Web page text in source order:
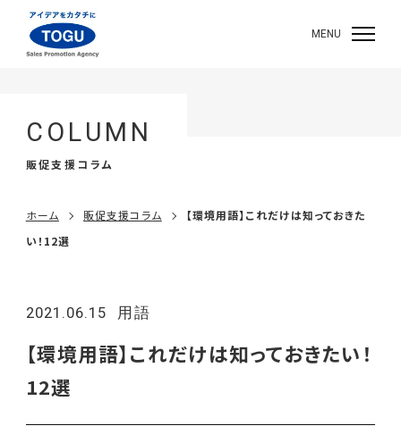
MENU
COLUMN
販促支援コラム
ホーム 販促支援コラム
【環境用語】これだけは知っておきた
い！12選
2021.06.15 用語
【環境用語】これだけは知っておきたい！
12選